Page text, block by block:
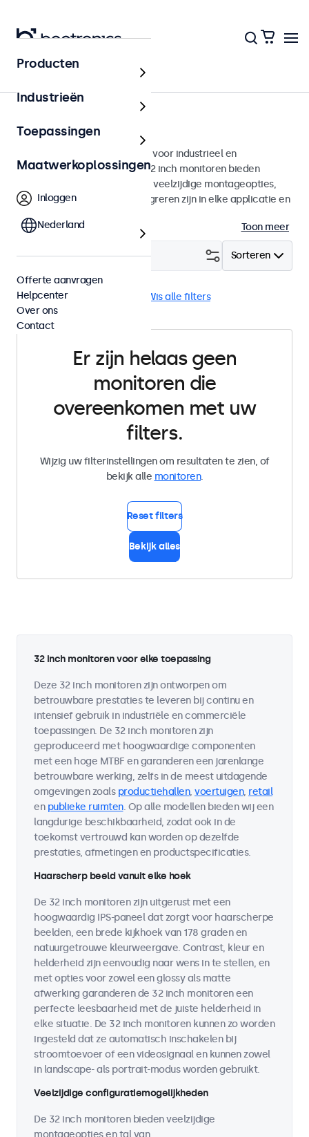
Monitoren
32 inch monitoren
32 inch monitoren ontworpen voor industrieel en
commercieel gebruik. Deze 32 inch monitoren bieden
diverse videoaansluitingen en veelzijdige montageopties,
waarmee ze naadloos te integreren zijn in elke applicatie en
Toon meer
Sorteren
Filter (0)
32 inch monitoren Wis alle filters
Er zijn helaas geen
monitoren die
overeenkomen met uw
filters.
Wijzig uw filterinstellingen om resultaten te zien, of
bekijk alle monitoren.
Reset filters
Bekijk alles
32 inch monitoren voor elke toepassing
Deze 32 inch monitoren zijn ontworpen om
betrouwbare prestaties te leveren bij continu en
intensief gebruik in industriële en commerciële
toepassingen. De 32 inch monitoren zijn
geproduceerd met hoogwaardige componenten
met een hoge MTBF en garanderen een jarenlange
betrouwbare werking, zelfs in de meest uitdagende
omgevingen zoals productiehallen, voertuigen, retail
en publieke ruimten. Op alle modellen bieden wij een
langdurige beschikbaarheid, zodat ook in de
toekomst vertrouwd kan worden op dezelfde
prestaties, afmetingen en productspecificaties.
Haarscherp beeld vanuit elke hoek
De 32 inch monitoren zijn uitgerust met een
hoogwaardig IPS-paneel dat zorgt voor haarscherpe
beelden, een brede kijkhoek van 178 graden en
natuurgetrouwe kleurweergave. Contrast, kleur en
helderheid zijn eenvoudig naar wens in te stellen, en
met opties voor zowel een glossy als matte
afwerking garanderen de 32 inch monitoren een
perfecte leesbaarheid met de juiste helderheid in
elke situatie. De 32 inch monitoren kunnen zo worden
ingesteld dat ze automatisch inschakelen bij
stroomtoevoer of een videosignaal en kunnen zowel
in landscape- als portrait-modus worden gebruikt.
Veelzijdige configuratiemogelijkheden
De 32 inch monitoren bieden veelzijdige
montageopties en tal van
Producten
Industrieën
Toepassingen
Maatwerkoplossingen
Inloggen
Nederland
Offerte aanvragen
Helpcenter
Over ons
Contact